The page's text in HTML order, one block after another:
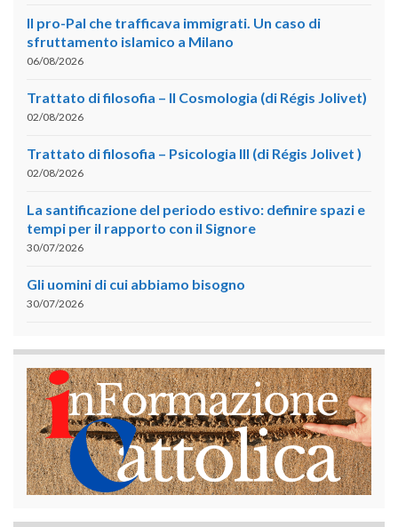
Il pro-Pal che trafficava immigrati. Un caso di
sfruttamento islamico a Milano
06/08/2026
Trattato di filosofia – II Cosmologia (di Régis Jolivet)
02/08/2026
Trattato di filosofia – Psicologia III (di Régis Jolivet )
02/08/2026
La santificazione del periodo estivo: definire spazi e
tempi per il rapporto con il Signore
30/07/2026
Gli uomini di cui abbiamo bisogno
30/07/2026